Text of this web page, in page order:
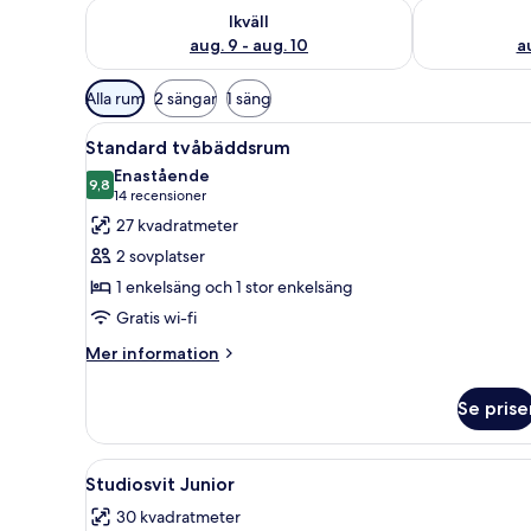
Ikväll
aug. 9 - aug. 10
Kontrollera tillgängligheten för ikväll aug. 9 - aug. 10
Kontrollera
Tillgängliga
filter
för
rum
Alla rum 2 sängar 1 säng
Öppna
alla
foton
för
Standard
tvåbäddsrum
Ett hotellrum med två sängar,
5
Standard tvåbäddsrum
9,89,8 av 10
Enastående
14 recensioner
(14 recensioner)
27 kvadratmeter
2 sovplatser
1 enkelsäng och 1 stor enkelsäng
Gratis wi-fi
Mer information
Mer
tvåbäddsrum
Se
Öppna
alla
foton
Ett modernt hotellrum med
4
Studiosvit Junior
30 kvadratmeter